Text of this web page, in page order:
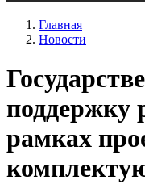
Главная
Новости
рамках